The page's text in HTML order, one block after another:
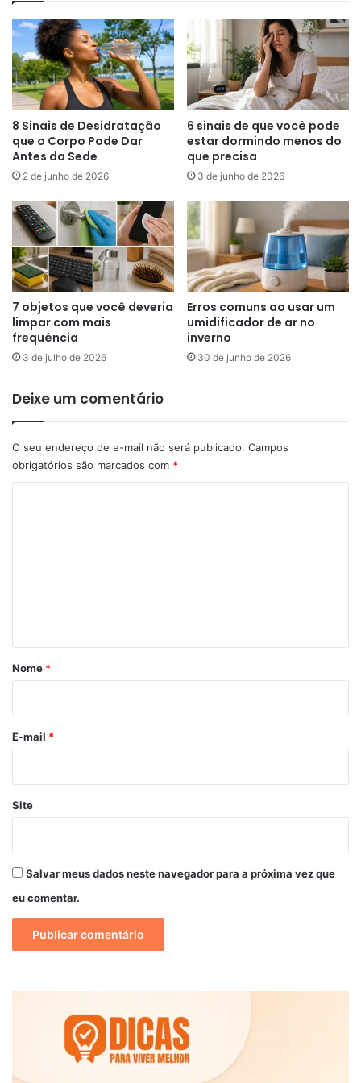
8 Sinais de Desidratação
que o Corpo Pode Dar
Antes da Sede
2 de junho de 2026
6 sinais de que você pode
estar dormindo menos do
que precisa
3 de junho de 2026
7 objetos que você deveria
limpar com mais
frequência
3 de julho de 2026
Erros comuns ao usar um
umidificador de ar no
inverno
30 de junho de 2026
Deixe um comentário
O seu endereço de e-mail não será publicado. Campos
obrigatórios são marcados com *
r
*
Nome *
E-mail *
Site
Salvar meus dados neste navegador para a próxima vez que
eu comentar.